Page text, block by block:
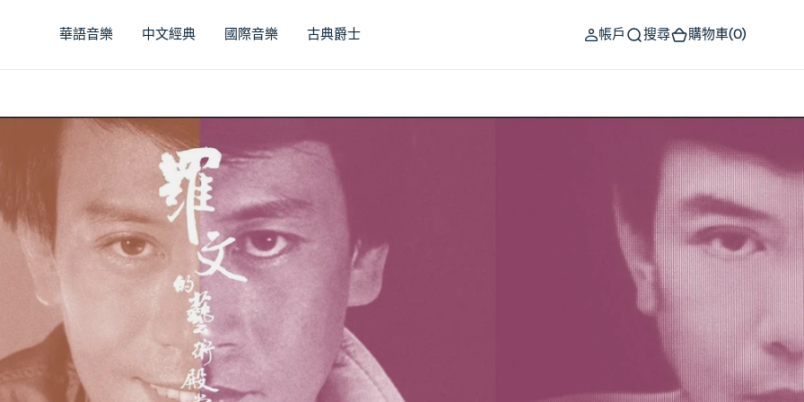
華語音樂 中文經典 國際音樂 古典爵士 帳戶 搜尋 購物車(0)